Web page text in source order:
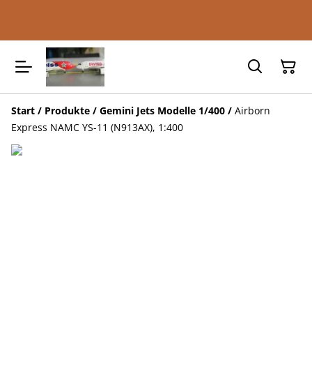
Start / Produkte / Gemini Jets Modelle 1/400 / Airborn
Express NAMC YS-11 (N913AX), 1:400